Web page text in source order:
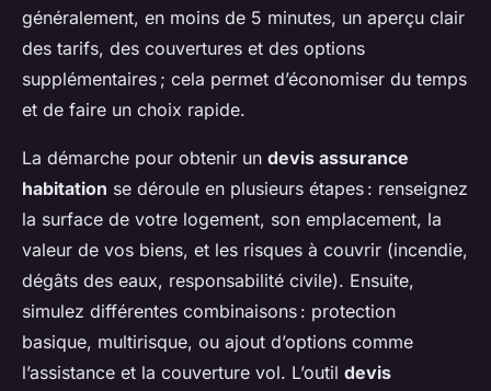
généralement, en moins de 5 minutes, un aperçu clair
des tarifs, des couvertures et des options
supplémentaires ; cela permet d’économiser du temps
et de faire un choix rapide.
La démarche pour obtenir un devis assurance
habitation se déroule en plusieurs étapes : renseignez
la surface de votre logement, son emplacement, la
valeur de vos biens, et les risques à couvrir (incendie,
dégâts des eaux, responsabilité civile). Ensuite,
simulez différentes combinaisons : protection
basique, multirisque, ou ajout d’options comme
l’assistance et la couverture vol. L’outil devis